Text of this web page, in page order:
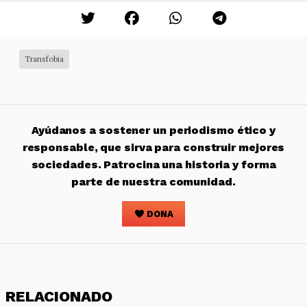
Transfobia
Ayúdanos a sostener un periodismo ético y
responsable, que sirva para construir mejores
sociedades. Patrocina una historia y forma
parte de nuestra comunidad.
DONA
RELACIONADO